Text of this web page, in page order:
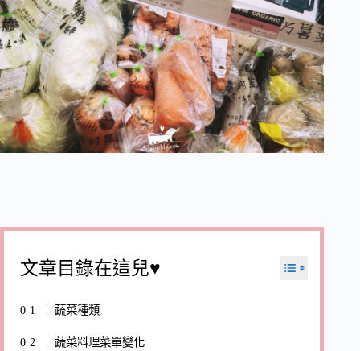
文章目錄在這兒♥
蔬菜種類
蔬菜料理菜單變化